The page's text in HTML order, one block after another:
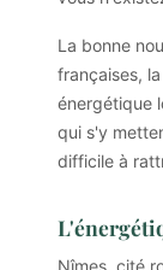
La bonne
françaises,
énergétique
qui s'y
difficile à
Nîmes, cité